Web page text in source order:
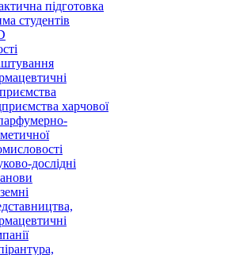
підготовка
студентів
харчової
дослідні